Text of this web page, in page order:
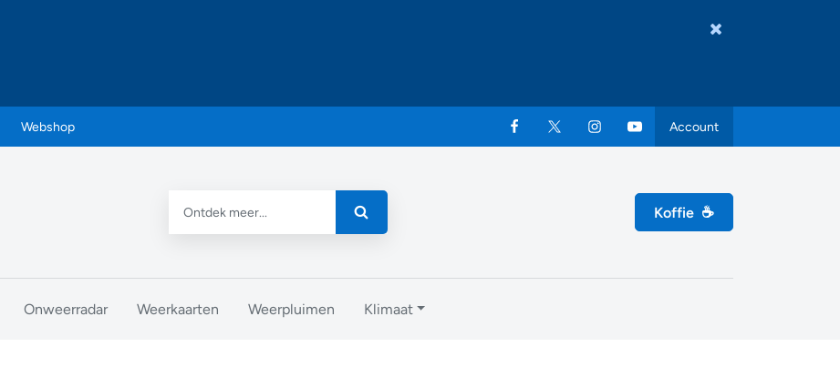
Webshop Account
Koffie ☕
Onweerradar Weerkaarten Weerpluimen Klimaat